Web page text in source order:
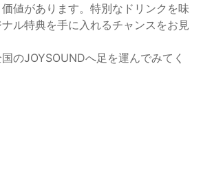
値があります。特別なドリンクを味
ル特典を手に入れるチャンスをお見
のJOYSOUNDへ足を運んでみてく